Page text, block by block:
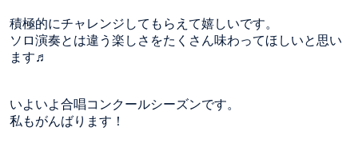
積極的にチャレンジしてもらえて嬉しいです。
ソロ演奏とは違う楽しさをたくさん味わってほしいと思い
ます♬
いよいよ合唱コンクールシーズンです。
私もがんばります！